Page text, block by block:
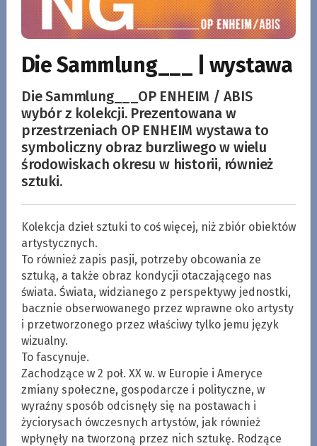
Die Sammlung___ | wystawa
Die Sammlung___OP ENHEIM / ABIS
wybór z kolekcji. Prezentowana w
przestrzeniach OP ENHEIM wystawa to
symboliczny obraz burzliwego w wielu
środowiskach okresu w historii, również
sztuki.
Kolekcja dzieł sztuki to coś więcej, niż zbiór obiektów
artystycznych.
To również zapis pasji, potrzeby obcowania ze
sztuką, a także obraz kondycji otaczającego nas
świata. Świata, widzianego z perspektywy jednostki,
bacznie obserwowanego przez wprawne oko artysty
i przetworzonego przez właściwy tylko jemu język
wizualny.
To fascynuje.
Zachodzące w 2 poł. XX w. w Europie i Ameryce
zmiany społeczne, gospodarcze i polityczne, w
wyraźny sposób odcisnęły się na postawach i
życiorysach ówczesnych artystów, jak również
wpłynęły na tworzoną przez nich sztukę. Rodzące